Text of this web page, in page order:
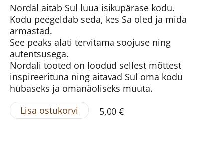
Nordal aitab Sul luua isikupärase kodu.
Kodu peegeldab seda, kes Sa oled ja mida
armastad.
See peaks alati tervitama soojuse ning
autentsusega.
Nordali tooted on loodud sellest mõttest
inspireerituna ning aitavad Sul oma kodu
hubaseks ja omanäoliseks muuta.
Lisa ostukorvi
5,00 €